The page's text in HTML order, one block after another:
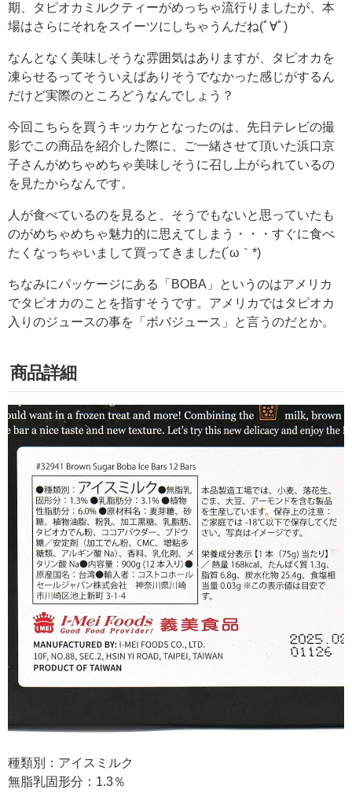
期、タピオカミルクティーがめっちゃ流行りましたが、本
場はさらにそれをスイーツにしちゃうんだね(ﾟ∀ﾟ)
なんとなく美味しそうな雰囲気はありますが、タピオカを
凍らせるってそういえばありそうでなかった感じがするん
だけど実際のところどうなんでしょう？
今回こちらを買うキッカケとなったのは、先日テレビの撮
影でこの商品を紹介した際に、ご一緒させて頂いた浜口京
子さんがめちゃめちゃ美味しそうに召し上がられているの
を見たからなんです。
人が食べているのを見ると、そうでもないと思っていたも
のがめちゃめちゃ魅力的に思えてしまう・・・すぐに食べ
たくなっちゃいまして買ってきました(´ω｀*)
ちなみにパッケージにある「BOBA」というのはアメリカ
でタピオカのことを指すそうです。アメリカではタピオカ
入りのジュースの事を「ボバジュース」と言うのだとか。
商品詳細
種類別：アイスミルク
無脂乳固形分：1.3％